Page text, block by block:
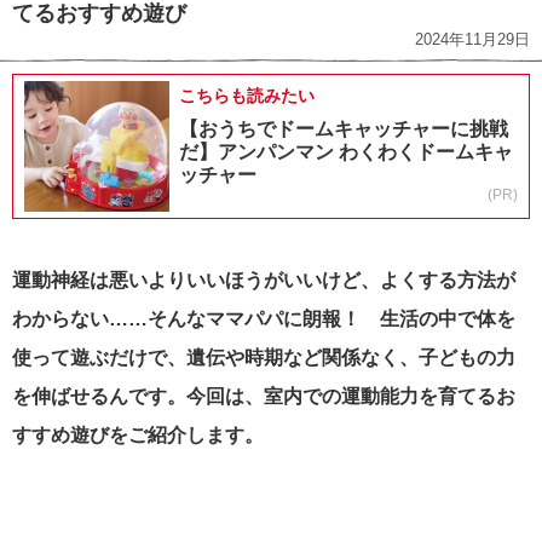
てるおすすめ遊び
2024年11月29日
こちらも読みたい
【おうちでドームキャッチャーに挑戦
だ】アンパンマン わくわくドームキャ
ッチャー
(PR)
運動神経は悪いよりいいほうがいいけど、よくする方法が
わからない……そんなママパパに朗報！ 生活の中で体を
使って遊ぶだけで、遺伝や時期など関係なく、子どもの力
を伸ばせるんです。今回は、室内での運動能力を育てるお
すすめ遊びをご紹介します。